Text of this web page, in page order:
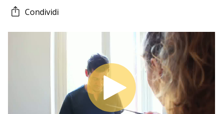
https://twitter.com/CherylLoveMetal Instagram:
cherylpandemonium Blog:
Condividi